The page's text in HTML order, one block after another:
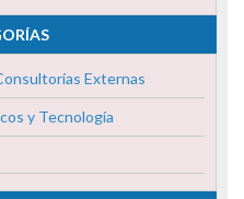
Externas
y Tecnología